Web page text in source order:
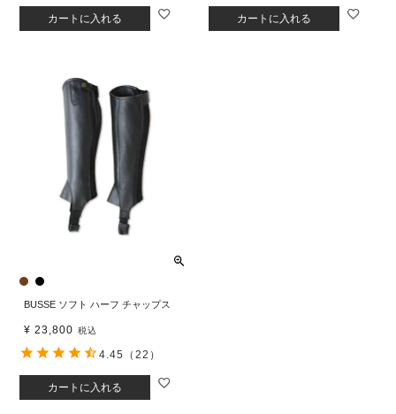
カートに入れる カートに入れる
BUSSE ソフト ハーフ チャップス
¥ 23,800 税込
カートに入れる
4.45 （22）